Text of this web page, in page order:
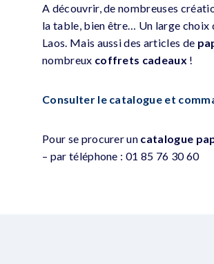
A découvrir, de nombreuses
la table, bien être… Un large choix
Laos. Mais aussi des articles de
nombreux coffrets cadeaux !
Consulter le catalogue et
Pour se procurer un catalogue
– par téléphone : 01 85 76 30 60